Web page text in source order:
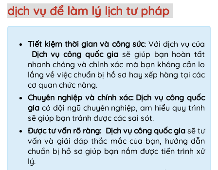
dịch vụ để làm lý lịch tư pháp
Tiết kiệm thời gian và công sức: Với dịch vụ của
Dịch vụ công quốc giasẽ giúp bạn hoàn tất
nhanh chóng và chính xác mà bạn không cần lo
lắng về việc chuẩn bị hồ sơ hay xếp hàng tại các
cơ quan chức năng.
Chuyên nghiệp và chính xác:Dịch vụ công quốc
gia có đội ngũ chuyên nghiệp, am hiểu quy trình
sẽ giúp bạn tránh được các sai sót.
Được tư vấn rõ ràng: Dịch vụ công quốc gia sẽ tư
vấn và giải đáp thắc mắc của bạn, hướng dẫn
chuẩn bị hồ sơ giúp bạn nắm được tiến trình xử
lý.